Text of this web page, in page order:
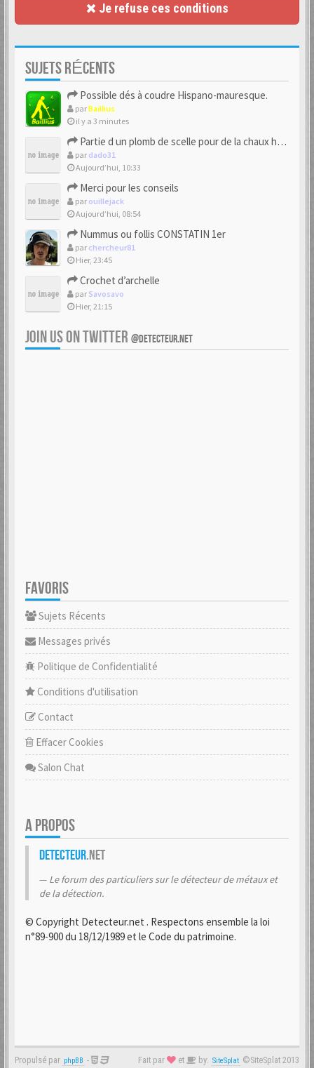
Je refuse ces conditions
SUJETS RÉCENTS
Possible dés à coudre Hispano-mauresque.
parBaillius
il y a 3 minutes
Partie d un plomb de scelle pour de la chaux hydraulique
par dado31
Aujourd’hui, 10:33
Merci pour les conseils
par ouillejack
Aujourd’hui, 08:54
Nummus ou follis CONSTATIN 1er
par chercheur81
Hier, 23:45
Crochet d’archelle
par Savosavo
Hier, 21:15
JOIN US ON TWITTER @DETECTEUR.NET
FAVORIS
Sujets Récents
Messages privés
Politique de Confidentialité
Conditions d'utilisation
Contact
Effacer Cookies
Salon Chat
A PROPOS
Detecteur.net
Le forum des particuliers sur le détecteur de métaux et
de la détection.
© Copyright Detecteur.net . Respectons ensemble la loi
n°89-900 du 18/12/1989 et le Code du patrimoine.
Propulsé par phpBB - Fait par et by: SiteSplat ©SiteSplat 2013